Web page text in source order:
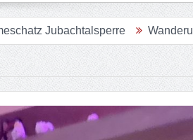
Wanderung 24 –